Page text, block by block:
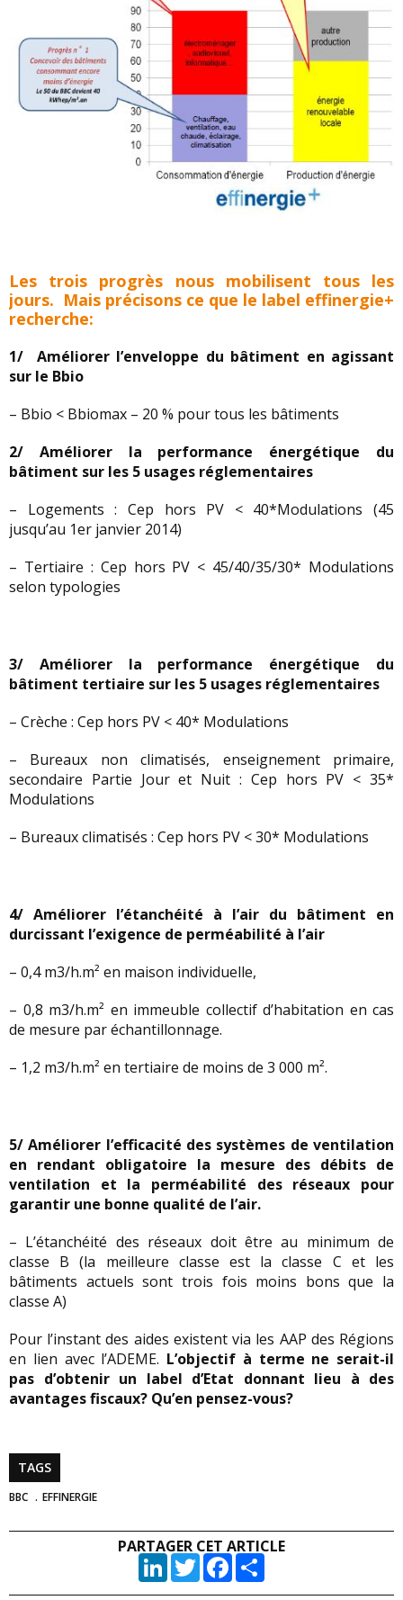
Les trois progrès nous mobilisent tous les
jours. Mais précisons ce que le label effinergie+
recherche:
1/ Améliorer l’enveloppe du bâtiment en agissant
sur le Bbio
– Bbio < Bbiomax – 20 % pour tous les bâtiments
2/ Améliorer la performance énergétique du
bâtiment sur les 5 usages réglementaires
– Logements : Cep hors PV < 40*Modulations (45
jusqu’au 1er janvier 2014)
– Tertiaire : Cep hors PV < 45/40/35/30* Modulations
selon typologies
3/
Améliorer la performance énergétique du
bâtiment tertiaire sur les 5 usages réglementaires
– Crèche : Cep hors PV < 40* Modulations
– Bureaux non climatisés, enseignement primaire,
secondaire Partie Jour et Nuit : Cep hors PV < 35*
Modulations
– Bureaux climatisés : Cep hors PV < 30* Modulations
4/ Améliorer l’étanchéité à l’air du bâtiment en
durcissant l’exigence de perméabilité à l’air
– 0,4 m3/h.m² en maison individuelle,
– 0,8 m3/h.m² en immeuble collectif d’habitation en cas
de mesure par échantillonnage.
– 1,2 m3/h.m² en tertiaire de moins de 3 000 m².
5/ Améliorer l’efficacité des systèmes de ventilation
en rendant obligatoire la mesure des débits de
ventilation et la perméabilité des réseaux pour
garantir une bonne qualité de l’air.
– L’étanchéité des réseaux doit être au minimum de
classe B (la meilleure classe est la classe C et les
bâtiments actuels sont trois fois moins bons que la
classe A)
Pour l’instant des aides existent via les AAP des Régions
en lien avec l’ADEME. L’objectif à terme ne serait-il
pas d’obtenir un label d’Etat donnant lieu à des
avantages fiscaux? Qu’en pensez-vous?
TAGS
BBC EFFINERGIE
PARTAGER CET ARTICLE
LinkedInTwitterFacebook